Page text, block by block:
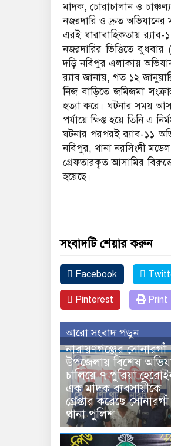
মাদক, চোরাচালান ও
নজরদারি ও দ্রুত অভিযানের
এরই ধারাবাহিকতায়
নজরদারির ভিত্তিতে
দড়ি নবিপুর এলাকায়
র‍্যাব জানায়, গত ১২
নিজ বাড়িতে জমিজমা
হত্যা করে। ঘটনার সময়
পর্যায়ে ক্ষিপ্ত হয়ে তিনি এ
ঘটনার পরপরই র‍্যাব-১১
নবিপুর, থানা নরসিংদী
গ্রেফতারকৃত আসামির
হয়েছে।
সংবাদটি শেয়ার করুন
Facebook
Pinterest Print
আরো সংবাদ পড়ুন
নারায়ণগঞ্জের সোনারগাঁ
উপজেলায় বিশেষ
চালিয়ে ৭ পুরিয়া
এক মাদক ব্যবসায়ীকে
গ্রেপ্তার করেছে সোনারগাঁ
থানা পুলিশ।